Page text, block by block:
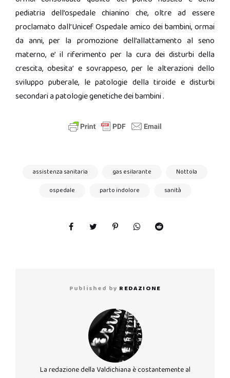
pediatria dell’ospedale chianino che, oltre ad essere
proclamato dall’Unicef Ospedale amico dei bambini, ormai
da anni, per la promozione dell’allattamento al seno
materno, e’ il riferimento per la cura dei disturbi della
crescita, obesita’ e sovrappeso, per le alterazioni dello
sviluppo puberale, le patologie della tiroide e disturbi
secondari a patologie genetiche dei bambini .
assistenza sanitaria gas esilarante
Nottola
ospedale
parto indolore sanità
Published by REDAZIONE
La redazione della Valdichiana è costantemente al